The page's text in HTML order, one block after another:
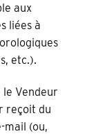
aux
liées à
etc.).
Vendeur
reçoit du
mail (ou,